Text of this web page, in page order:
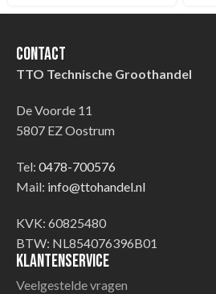
Contact
TTO Technische Groothandel
De Voorde 11
5807 EZ Oostrum
Tel: 0478-700576
Mail: info@ttohandel.nl
KVK: 60825480
BTW: NL854076396B01
Klantenservice
Veelgestelde vragen